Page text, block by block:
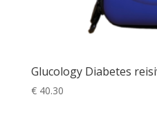
Glucology Diabetes
€40.30